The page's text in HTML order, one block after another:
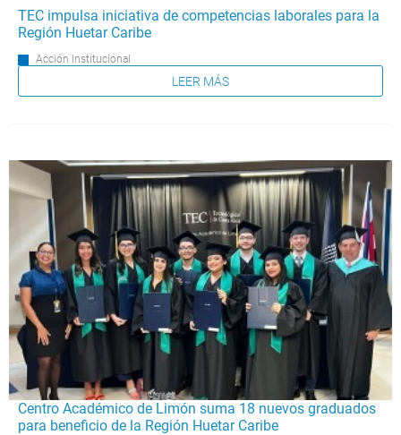
TEC impulsa iniciativa de competencias laborales para la
Región Huetar Caribe
Acción Institucional
LEER MÁS
Centro Académico de Limón suma 18 nuevos graduados
para beneficio de la Región Huetar Caribe